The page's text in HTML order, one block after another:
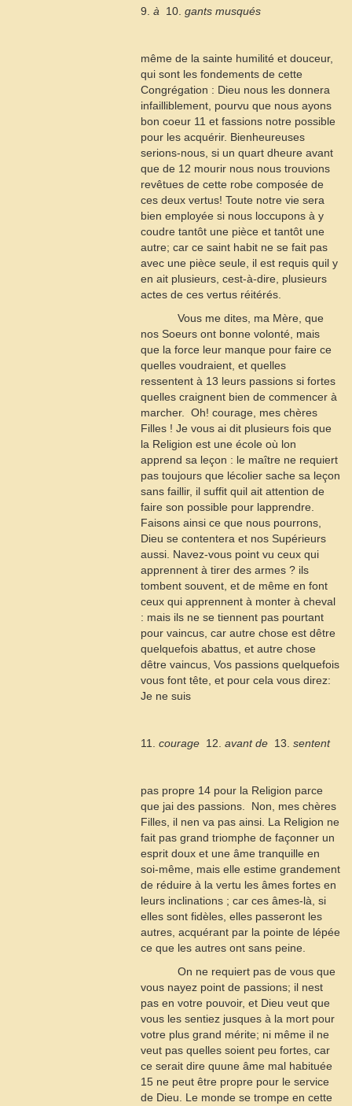
9. à  10. gants musqués
même de la sainte humilité et douceur,
qui sont les fondements de cette
Congrégation : Dieu nous les donnera
infailliblement, pourvu que nous ayons
bon coeur 11 et fassions notre possible
pour les acquérir. Bienheureuses
serions-nous, si un quart dheure avant
que de 12 mourir nous nous trouvions
revêtues de cette robe composée de
ces deux vertus! Toute notre vie sera
bien employée si nous loccupons à y
coudre tantôt une pièce et tantôt une
autre; car ce saint habit ne se fait pas
avec une pièce seule, il est requis quil y
en ait plusieurs, cest-à-dire, plusieurs
actes de ces vertus réitérés.
Vous me dites, ma Mère, que
nos Soeurs ont bonne volonté, mais
que la force leur manque pour faire ce
quelles voudraient, et quelles
ressentent à 13 leurs passions si fortes
quelles craignent bien de commencer à
marcher.  Oh! courage, mes chères
Filles ! Je vous ai dit plusieurs fois que
la Religion est une école où lon
apprend sa leçon : le maître ne requiert
pas toujours que lécolier sache sa leçon
sans faillir, il suffit quil ait attention de
faire son possible pour lapprendre.
Faisons ainsi ce que nous pourrons,
Dieu se contentera et nos Supérieurs
aussi. Navez-vous point vu ceux qui
apprennent à tirer des armes ? ils
tombent souvent, et de même en font
ceux qui apprennent à monter à cheval
: mais ils ne se tiennent pas pourtant
pour vaincus, car autre chose est dêtre
quelquefois abattus, et autre chose
dêtre vaincus, Vos passions quelquefois
vous font tête, et pour cela vous direz:
Je ne suis
11. courage  12. avant de  13. sentent
pas propre 14 pour la Religion parce
que jai des passions.  Non, mes chères
Filles, il nen va pas ainsi. La Religion ne
fait pas grand triomphe de façonner un
esprit doux et une âme tranquille en
soi-même, mais elle estime grandement
de réduire à la vertu les âmes fortes en
leurs inclinations ; car ces âmes-là, si
elles sont fidèles, elles passeront les
autres, acquérant par la pointe de lépée
ce que les autres ont sans peine.
On ne requiert pas de vous que
vous nayez point de passions; il nest
pas en votre pouvoir, et Dieu veut que
vous les sentiez jusques à la mort pour
votre plus grand mérite; ni même il ne
veut pas quelles soient peu fortes, car
ce serait dire quune âme mal habituée
15 ne peut être propre pour le service
de Dieu. Le monde se trompe en cette